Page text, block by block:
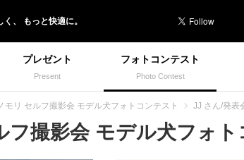
、 もっと快適に。
プレゼント
Present
フォトコンテスト
Photo Contest
モリ セルフ撮影会 モデル犬フォトコンテスト JJ さん/発表
撮影会 モデル犬フォ